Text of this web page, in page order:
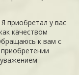
приобретал у вас
качеством
к вам с